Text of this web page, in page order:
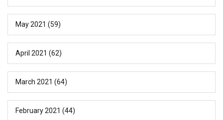
May 2021 (59)
April 2021 (62)
March 2021 (64)
February 2021 (44)